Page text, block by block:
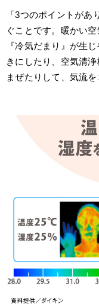
「3つのポイントが
ぐことです。暖かい
『冷気だまり』が生
きにしたり、空気清
まぜたりして、気流